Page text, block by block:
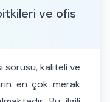
ve ofis
sorusu, kaliteli ve
en çok merak